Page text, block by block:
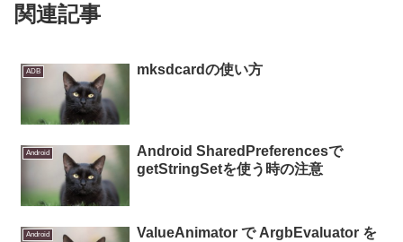
関連記事
ADB mksdcardの使い方
Android
Android SharedPreferencesで
getStringSetを使う時の注意
Android
ValueAnimator で ArgbEvaluator を